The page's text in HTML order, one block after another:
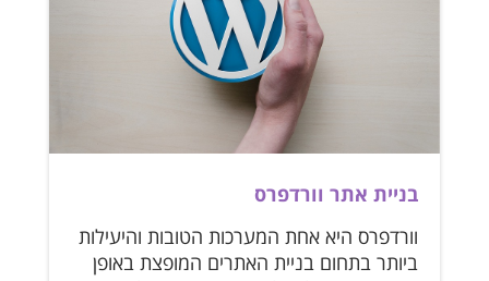
בניית אתר וורדפרס
וורדפרס היא אחת המערכות הטובות והיעילות
ביותר בתחום בניית האתרים המופצת באופן